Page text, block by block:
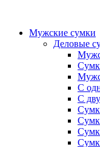
Мужские сумки
Деловые
С
С